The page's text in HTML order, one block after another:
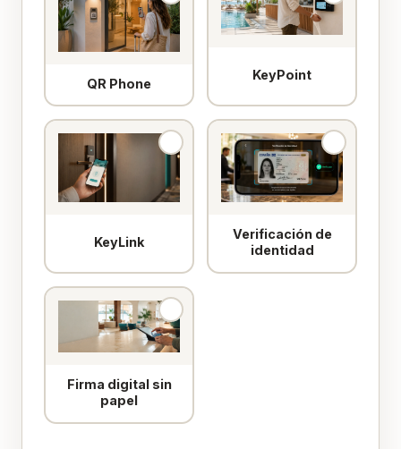
QR Phone
KeyPoint
KeyLink
Verificación de
identidad
Firma digital sin
papel